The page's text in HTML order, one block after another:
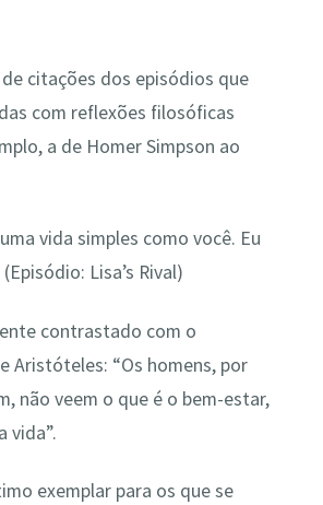
citações dos episódios que
com reflexões filosóficas
a de Homer Simpson ao
vida simples como você. Eu
Lisa’s Rival)
contrastado com o
Aristóteles: “Os homens, por
não veem o que é o bem-estar,
vida”.
exemplar para os que se